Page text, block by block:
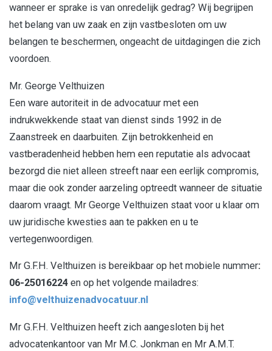
wanneer er sprake is van onredelijk gedrag? Wij begrijpen
het belang van uw zaak en zijn vastbesloten om uw
belangen te beschermen, ongeacht de uitdagingen die zich
voordoen.
Mr. George Velthuizen
Een ware autoriteit in de advocatuur met een
indrukwekkende staat van dienst sinds 1992 in de
Zaanstreek en daarbuiten. Zijn betrokkenheid en
vastberadenheid hebben hem een reputatie als advocaat
bezorgd die niet alleen streeft naar een eerlijk compromis,
maar die ook zonder aarzeling optreedt wanneer de situatie
daarom vraagt. Mr George Velthuizen staat voor u klaar om
uw juridische kwesties aan te pakken en u te
vertegenwoordigen.
Mr G.F.H. Velthuizen is bereikbaar op het mobiele nummer:
06-25016224 en op het volgende mailadres:
info@velthuizenadvocatuur.nl
Mr G.F.H. Velthuizen heeft zich aangesloten bij het
advocatenkantoor van Mr M.C. Jonkman en Mr A.M.T.